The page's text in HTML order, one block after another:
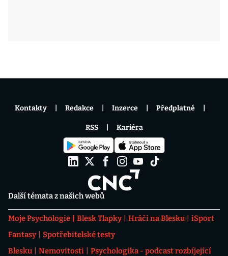
Další témata z našich webů
Moje Psychologie Blesk Tlapky Hráči na Blesku
iSport
Fantasy
Spotřebitelské testy
Blesku
Nemovitosti
Psychologika - podcast rozbíjející
Kontakty Redakce Inzerce Předplatné
RSS Kariéra